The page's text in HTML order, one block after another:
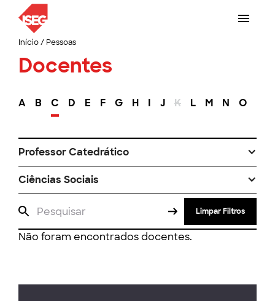
Início/ Pessoas
Docentes
A B C D E F G H I J K L M N O
Professor Catedrático
Ciências Sociais
Limpar Filtros
Não foram encontrados docentes.